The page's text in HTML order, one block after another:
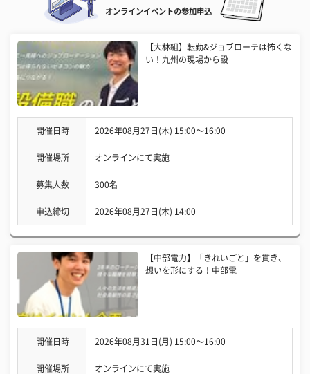
オンラインイベントの参加申込
【大林組】転勤&ジョブローテは怖くな
い！九州の現場から設
開催日時 2026年08月27日(木) 15:00〜16:00
開催場所 オンラインにて実施
募集人数 300名
申込締切 2026年08月27日(木) 14:00
【中部電力】「きれいごと」を貫き、
想いを形にする！中部電
開催日時 2026年08月31日(月) 15:00〜16:00
開催場所 オンラインにて実施